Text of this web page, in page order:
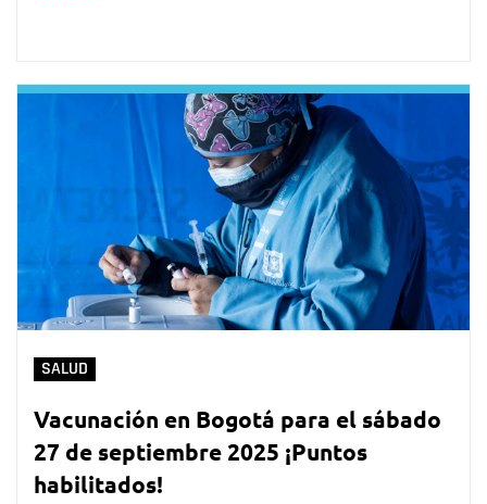
SALUD
Vacunación en Bogotá para el sábado
27 de septiembre 2025 ¡Puntos
habilitados!